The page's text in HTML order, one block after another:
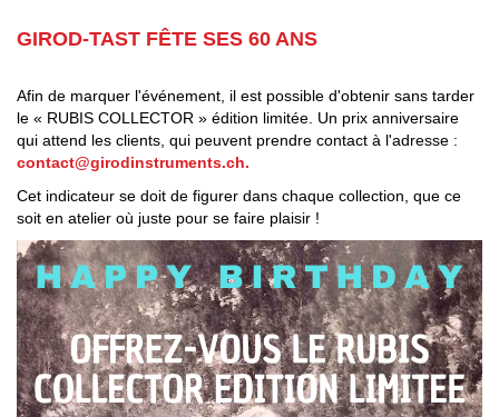
GIROD-TAST FÊTE SES 60 ANS
Afin de marquer l'événement, il est possible d'obtenir sans tarder
le « RUBIS COLLECTOR » édition limitée. Un prix anniversaire
qui attend les clients, qui peuvent prendre contact à l'adresse :
contact@girodinstruments.ch.
Cet indicateur se doit de figurer dans chaque collection, que ce
soit en atelier où juste pour se faire plaisir !